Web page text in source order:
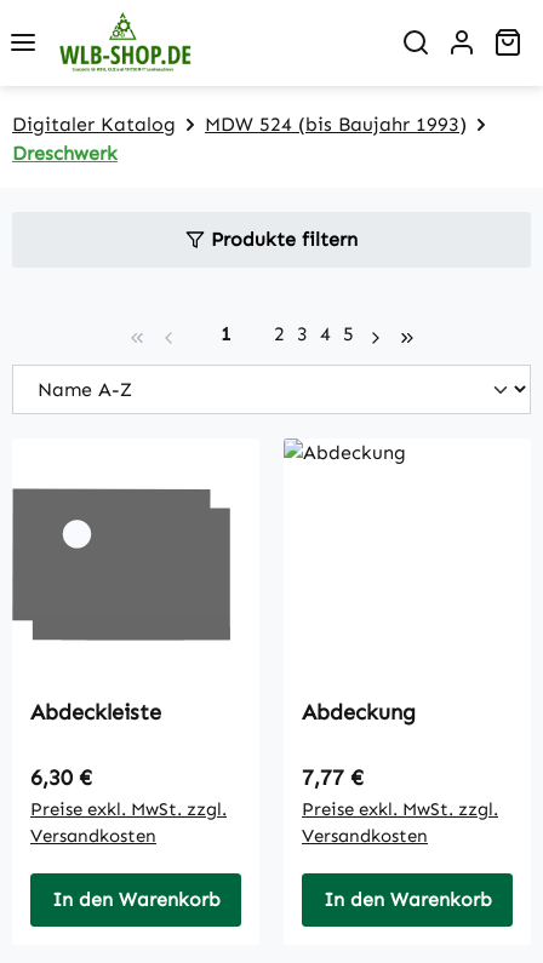
Zum Hauptinhalt springen
Digitaler Katalog
MDW 524 (bis Baujahr 1993)
Dreschwerk
Produkte filtern
Seite
1 Seite
2 Seite
3 Seite
4 Seite
5
Abdeckleiste
Regulärer Preis:
6,30 €
Preise exkl. MwSt. zzgl.
Versandkosten
In den Warenkorb
Abdeckung
Regulärer Preis:
7,77 €
Preise exkl. MwSt. zzgl.
Versandkosten
In den Warenkorb